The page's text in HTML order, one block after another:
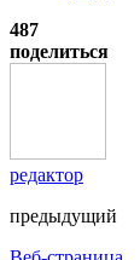
487
поделиться
редактор
предыдущий